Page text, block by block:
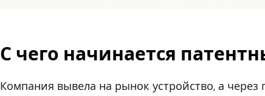
С чего начинается
Компания вывела на рынок устройство, а через